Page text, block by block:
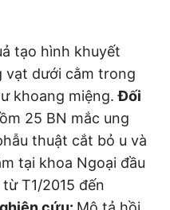
tạo hình khuyết
vạt dưới cằm trong
khoang miệng.Đối
25 BN mắc ung
thuật cắt bỏ u và
tại khoa Ngoại đầu
T1/2015 đến